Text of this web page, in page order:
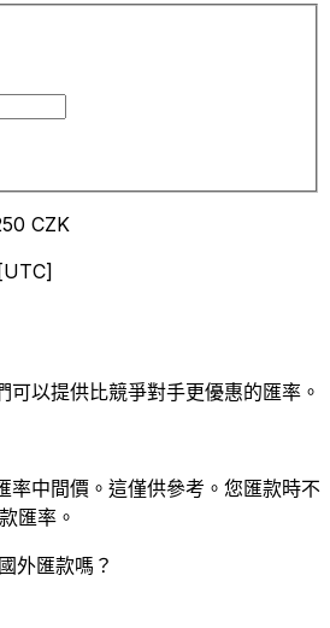
CZK
可以提供比競爭對手更優惠的匯率。
率中間價。這僅供參考。您匯款時不
匯率。
外匯款嗎？